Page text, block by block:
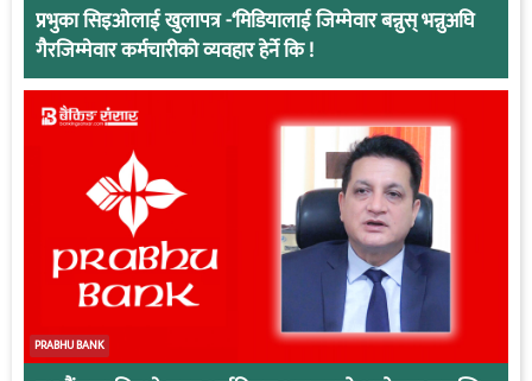
प्रभुका सिइओलाई खुलापत्र -‘मिडियालाई जिम्मेवार बन्नुस् भन्नुअघि
गैरजिम्मेवार कर्मचारीको व्यवहार हेर्ने कि !
PRABHU BANK